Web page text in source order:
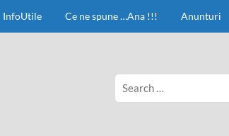
InfoUtile Ce ne spune …Ana !!! Anunturi